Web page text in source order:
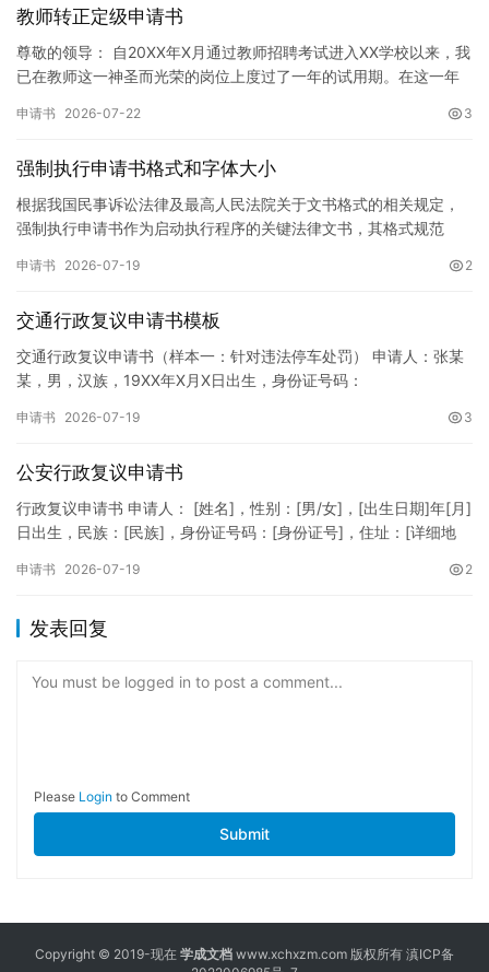
教师转正定级申请书
尊敬的领导： 自20XX年X月通过教师招聘考试进入XX学校以来，我
已在教师这一神圣而光荣的岗位上度过了一年的试用期。在这一年
申请书 2026-07-22 3
强制执行申请书格式和字体大小
根据我国民事诉讼法律及最高人民法院关于文书格式的相关规定，
强制执行申请书作为启动执行程序的关键法律文书，其格式规范
纸张与…
申请书 2026-07-19 2
交通行政复议申请书模板
交通行政复议申请书（样本一：针对违法停车处罚） 申请人：张某
某，男，汉族，19XX年X月X日出生，身份证号码：
申请书 2026-07-19 3
公安行政复议申请书
行政复议申请书 申请人： [姓名]，性别：[男/女]，[出生日期]年[月]
日出生，民族：[民族]，身份证号码：[身份证号]，住址：[详细地
申请书 2026-07-19 2
发表回复
You must be logged in to post a comment...
Please Login to Comment
Submit
Copyright © 2019-现在 学成文档 www.xchxzm.com 版权所有 滇ICP备